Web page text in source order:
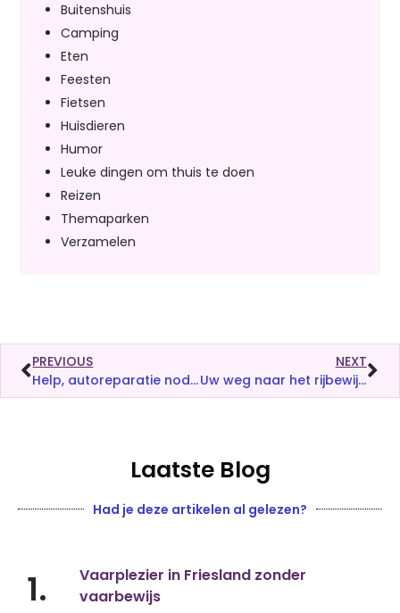
Buitenshuis
Camping
Eten
Feesten
Fietsen
Huisdieren
Humor
Leuke dingen om thuis te doen
Reizen
Themaparken
Verzamelen
PREVIOUS
Help, autoreparatie nodig
NEXT
Uw weg naar het rijbewijs: hoe kiest u de juiste rijschool?
Laatste Blog
Had je deze artikelen al gelezen?
1.
Vaarplezier in Friesland zonder
vaarbewijs